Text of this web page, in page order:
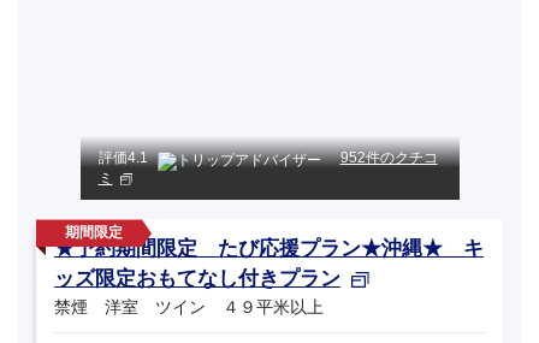
評価4.1
952件のクチコ
ミ
★予約期間限定 たび応援プラン★沖縄★ キ
ッズ限定おもてなし付きプラン
禁煙 洋室 ツイン ４９平米以上